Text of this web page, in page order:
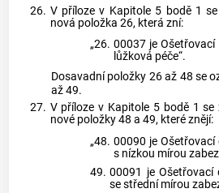
26. V příloze v Kapitole 5 bodě 1
nová položka 26, která zní:
„26. 00037 je
lůžková péče“.
Dosavadní položky 26 až 48 se
až 49.
27. V příloze v Kapitole 5 bodě 1
nové položky 48 a 49, které znějí:
„48. 00090 je
s nízkou mírou
49. 00091 je Ošetřovací
se střední mírou